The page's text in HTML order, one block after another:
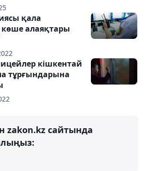
қала
алаяқтары
кішкентай
тұрғындарына
zakon.kz сайтында